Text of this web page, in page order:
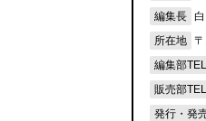
編集長
所在地
編集部TEL
販売部TEL
発行・発